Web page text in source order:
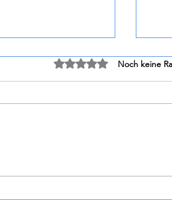
Mit 0 von 5 Sternen
Noch keine